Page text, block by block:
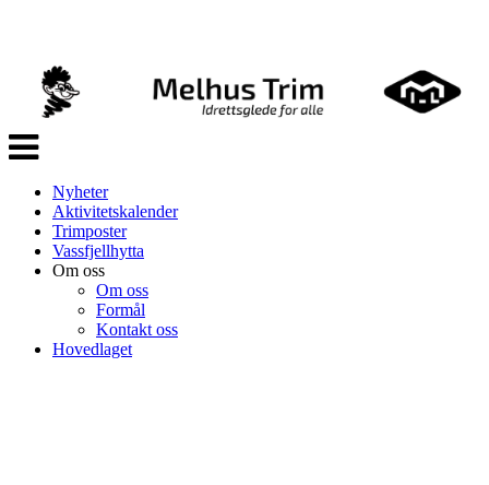
Veksle
navigasjon
Nyheter
Aktivitetskalender
Trimposter
Vassfjellhytta
Om oss
Om oss
Formål
Kontakt oss
Hovedlaget